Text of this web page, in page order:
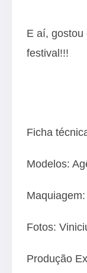
E aí, gostou
festival!!!
Ficha
Modelos:
Fotos:
Produção